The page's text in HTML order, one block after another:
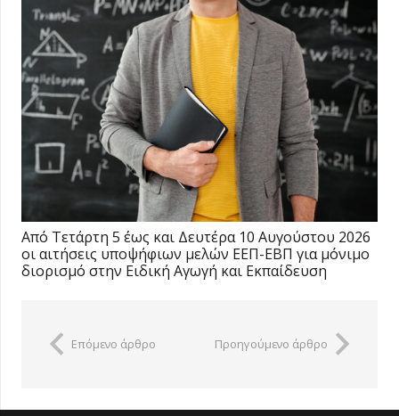
Από Τετάρτη 5 έως και Δευτέρα 10 Αυγούστου 2026
οι αιτήσεις υποψήφιων μελών ΕΕΠ-ΕΒΠ για μόνιμο
διορισμό στην Ειδική Αγωγή και Εκπαίδευση
Επόμενο άρθρο Προηγούμενο άρθρο